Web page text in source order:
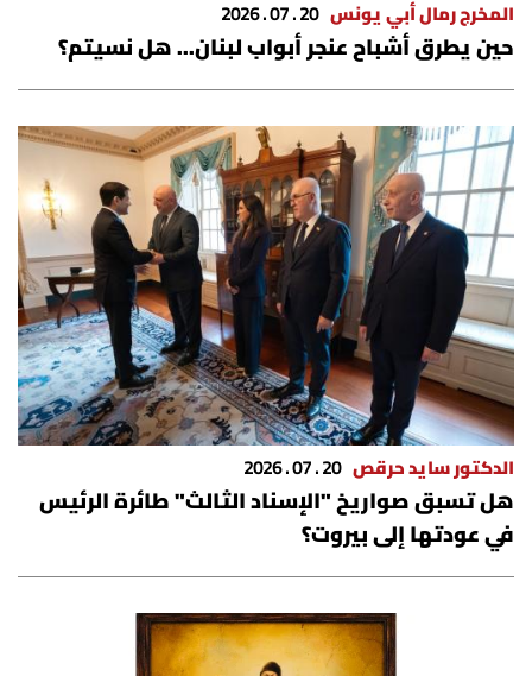
المخرج رمال أبي يونس 20 . 07 . 2026
حين يطرق أشباح عنجر أبواب لبنان... هل نسيتم؟
الدكتور سايد حرقص 20 . 07 . 2026
هل تسبق صواريخ "الإسناد الثالث" طائرة الرئيس
في عودتها إلى بيروت؟